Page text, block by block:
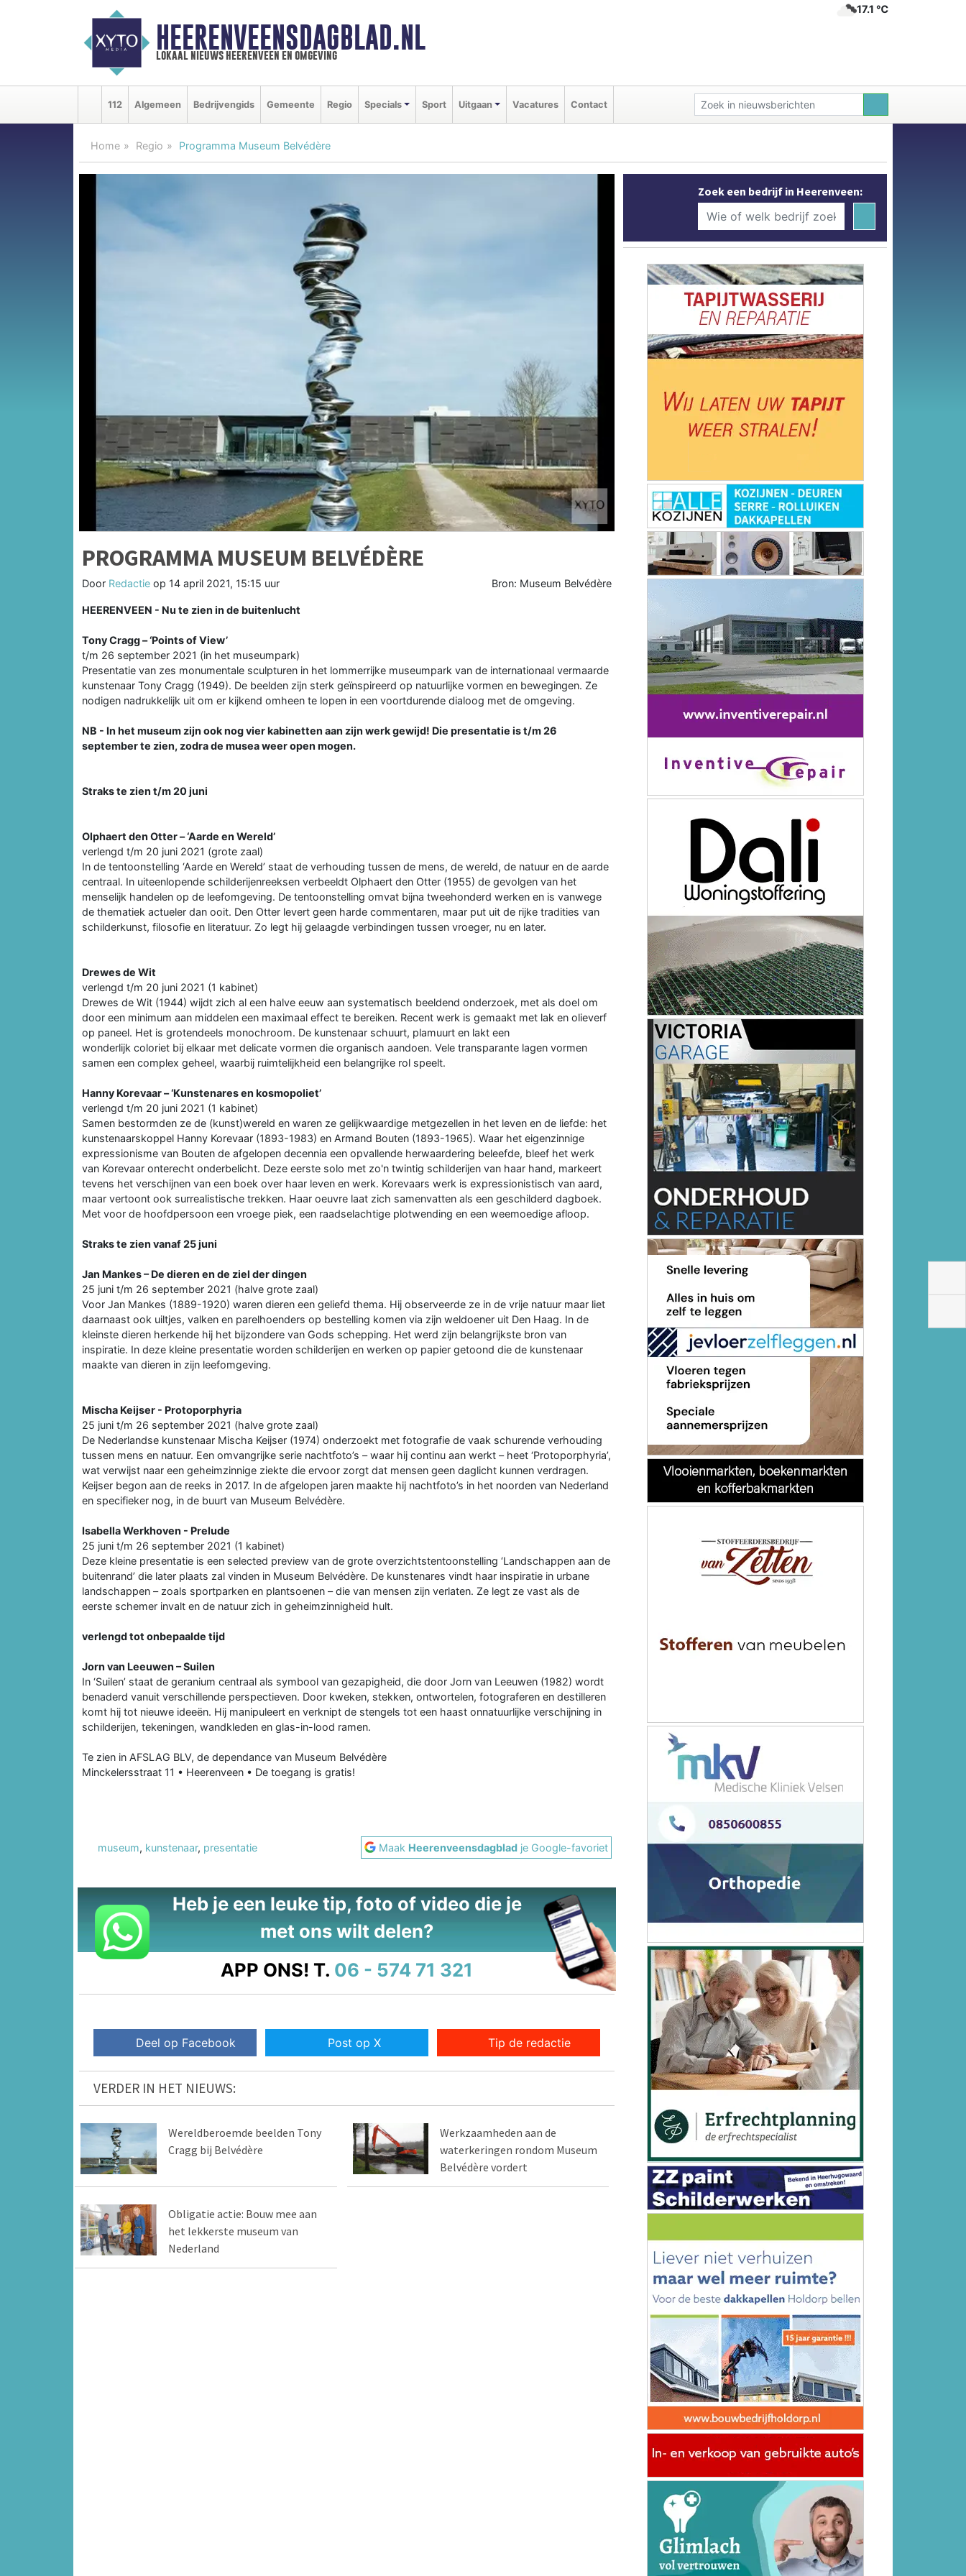
HEERENVEENSDAGBLAD.NL
lokaal nieuws heerenveen en omgeving
17.1 ℃
112 Algemeen Bedrijvengids Gemeente Regio Specials Sport Uitgaan Vacatures Contact
Home Regio Programma Museum Belvédère
PROGRAMMA MUSEUM BELVÉDÈRE
Door Redactie op 14 april 2021, 15:15 uur Bron: Museum Belvédère
HEERENVEEN - Nu te zien in de buitenlucht
Tony Cragg – ‘Points of View’
t/m 26 september 2021 (in het museumpark)
Presentatie van zes monumentale sculpturen in het lommerrijke museumpark van de internationaal vermaarde
kunstenaar Tony Cragg (1949). De beelden zijn sterk geïnspireerd op natuurlijke vormen en bewegingen. Ze
nodigen nadrukkelijk uit om er kijkend omheen te lopen in een voortdurende dialoog met de omgeving.
NB - In het museum zijn ook nog vier kabinetten aan zijn werk gewijd! Die presentatie is t/m 26
september te zien, zodra de musea weer open mogen.
Straks te zien t/m 20 juni
Olphaert den Otter – ‘Aarde en Wereld’
verlengd t/m 20 juni 2021 (grote zaal)
In de tentoonstelling ‘Aarde en Wereld’ staat de verhouding tussen de mens, de wereld, de natuur en de aarde
centraal. In uiteenlopende schilderijenreeksen verbeeldt Olphaert den Otter (1955) de gevolgen van het
menselijk handelen op de leefomgeving. De tentoonstelling omvat bijna tweehonderd werken en is vanwege
de thematiek actueler dan ooit. Den Otter levert geen harde commentaren, maar put uit de rijke tradities van
schilderkunst, filosofie en literatuur. Zo legt hij gelaagde verbindingen tussen vroeger, nu en later.
Drewes de Wit
verlengd t/m 20 juni 2021 (1 kabinet)
Drewes de Wit (1944) wijdt zich al een halve eeuw aan systematisch beeldend onderzoek, met als doel om
door een minimum aan middelen een maximaal effect te bereiken. Recent werk is gemaakt met lak en olieverf
op paneel. Het is grotendeels monochroom. De kunstenaar schuurt, plamuurt en lakt een
wonderlijk coloriet bij elkaar met delicate vormen die organisch aandoen. Vele transparante lagen vormen
samen een complex geheel, waarbij ruimtelijkheid een belangrijke rol speelt.
Hanny Korevaar – ‘Kunstenares en kosmopoliet’
verlengd t/m 20 juni 2021 (1 kabinet)
Samen bestormden ze de (kunst)wereld en waren ze gelijkwaardige metgezellen in het leven en de liefde: het
kunstenaarskoppel Hanny Korevaar (1893-1983) en Armand Bouten (1893-1965). Waar het eigenzinnige
expressionisme van Bouten de afgelopen decennia een opvallende herwaardering beleefde, bleef het werk
van Korevaar onterecht onderbelicht. Deze eerste solo met zo'n twintig schilderijen van haar hand, markeert
tevens het verschijnen van een boek over haar leven en werk. Korevaars werk is expressionistisch van aard,
maar vertoont ook surrealistische trekken. Haar oeuvre laat zich samenvatten als een geschilderd dagboek.
Met voor de hoofdpersoon een vroege piek, een raadselachtige plotwending en een weemoedige afloop.
Straks te zien vanaf 25 juni
Jan Mankes – De dieren en de ziel der dingen
25 juni t/m 26 september 2021 (halve grote zaal)
Voor Jan Mankes (1889-1920) waren dieren een geliefd thema. Hij observeerde ze in de vrije natuur maar liet
daarnaast ook uiltjes, valken en parelhoenders op bestelling komen via zijn weldoener uit Den Haag. In de
kleinste dieren herkende hij het bijzondere van Gods schepping. Het werd zijn belangrijkste bron van
inspiratie. In deze kleine presentatie worden schilderijen en werken op papier getoond die de kunstenaar
maakte van dieren in zijn leefomgeving.
Mischa Keijser - Protoporphyria
25 juni t/m 26 september 2021 (halve grote zaal)
De Nederlandse kunstenaar Mischa Keijser (1974) onderzoekt met fotografie de vaak schurende verhouding
tussen mens en natuur. Een omvangrijke serie nachtfoto’s – waar hij continu aan werkt – heet ‘Protoporphyria’,
wat verwijst naar een geheimzinnige ziekte die ervoor zorgt dat mensen geen daglicht kunnen verdragen.
Keijser begon aan de reeks in 2017. In de afgelopen jaren maakte hij nachtfoto’s in het noorden van Nederland
en specifieker nog, in de buurt van Museum Belvédère.
Isabella Werkhoven - Prelude
25 juni t/m 26 september 2021 (1 kabinet)
Deze kleine presentatie is een selected preview van de grote overzichtstentoonstelling ‘Landschappen aan de
buitenrand’ die later plaats zal vinden in Museum Belvédère. De kunstenares vindt haar inspiratie in urbane
landschappen – zoals sportparken en plantsoenen – die van mensen zijn verlaten. Ze legt ze vast als de
eerste schemer invalt en de natuur zich in geheimzinnigheid hult.
verlengd tot onbepaalde tijd
Jorn van Leeuwen – Suilen
In ‘Suilen’ staat de geranium centraal als symbool van gezapigheid, die door Jorn van Leeuwen (1982) wordt
benaderd vanuit verschillende perspectieven. Door kweken, stekken, ontwortelen, fotograferen en destilleren
komt hij tot nieuwe ideeën. Hij manipuleert en verknipt de stengels tot een haast onnatuurlijke verschijning in
schilderijen, tekeningen, wandkleden en glas-in-lood ramen.
Te zien in AFSLAG BLV, de dependance van Museum Belvédère
Minckelersstraat 11 • Heerenveen • De toegang is gratis!
museum, kunstenaar, presentatie Maak Heerenveensdagblad je Google-favoriet
Heb je een leuke tip, foto of video die je
met ons wilt delen?
APP ONS! T. 06 - 574 71 321
Deel op Facebook Post op X Tip de redactie
VERDER IN HET NIEUWS:
Wereldberoemde beelden Tony
Cragg bij Belvédère
Werkzaamheden aan de
waterkeringen rondom Museum
Belvédère vordert
Obligatie actie: Bouw mee aan
het lekkerste museum van
Nederland
Zoek een bedrijf in Heerenveen: